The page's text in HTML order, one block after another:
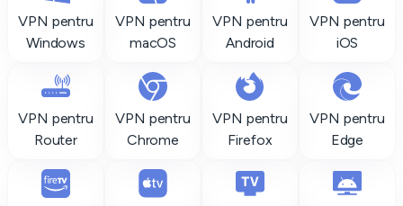
VPN pentru
Windows
VPN pentru
macOS
VPN pentru
Android
VPN pentru
iOS
VPN pentru
Router
VPN pentru
Chrome
VPN pentru
Firefox
VPN pentru
Edge